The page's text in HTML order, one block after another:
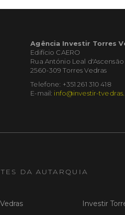
Agência Investir Torres
Edifício CAERO
Rua António Leal d'Ascensão
2560-309 Torres Vedras
Telefone: +351 261 310 418
E-mail: info@investir-
DA AUTARQUIA
Investir